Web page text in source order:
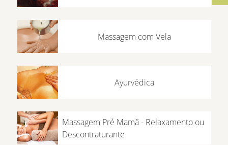
Massagem com Vela
Ayurvédica
Massagem Pré Mamã - Relaxamento ou
Descontraturante